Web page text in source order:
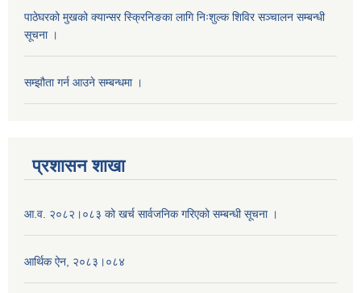
पाठेघरको मुखको क्यान्सर स्क्रिनिङका लागि निःशुल्क शिविर सञ्चालन सम्बन्धी
सूचना ।
सम्झौता गर्न आउने सम्बन्धमा ।
प्रशासन शाखा
आ.व. २०८२।०८३ को खर्च सार्वजनिक गरिएको सम्बन्धी सूचना ।
आर्थिक ऐन, २०८३।०८४